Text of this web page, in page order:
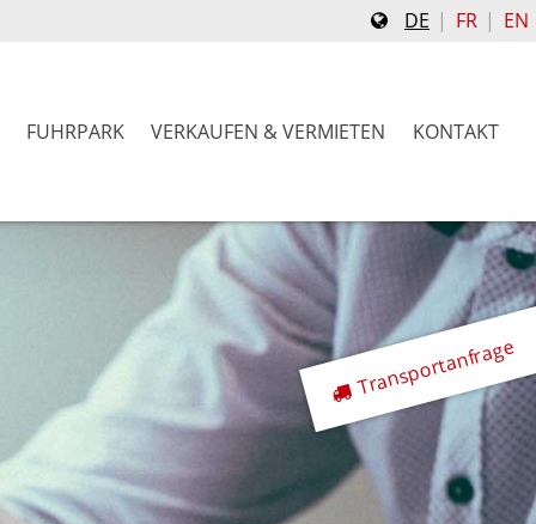
DE FR EN
FUHRPARK VERKAUFEN & VERMIETEN KONTAKT
Transportanfrage